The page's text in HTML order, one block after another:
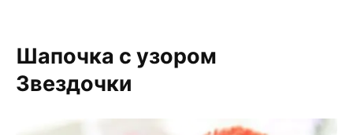
Шапочка с узором
Звездочки